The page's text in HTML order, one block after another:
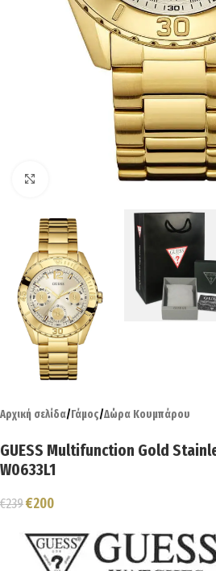
Αρχική σελίδα/Γάμος/Δώρα Κουμπάρου
GUESS Multifunction Gold
W0633L1
€239€200